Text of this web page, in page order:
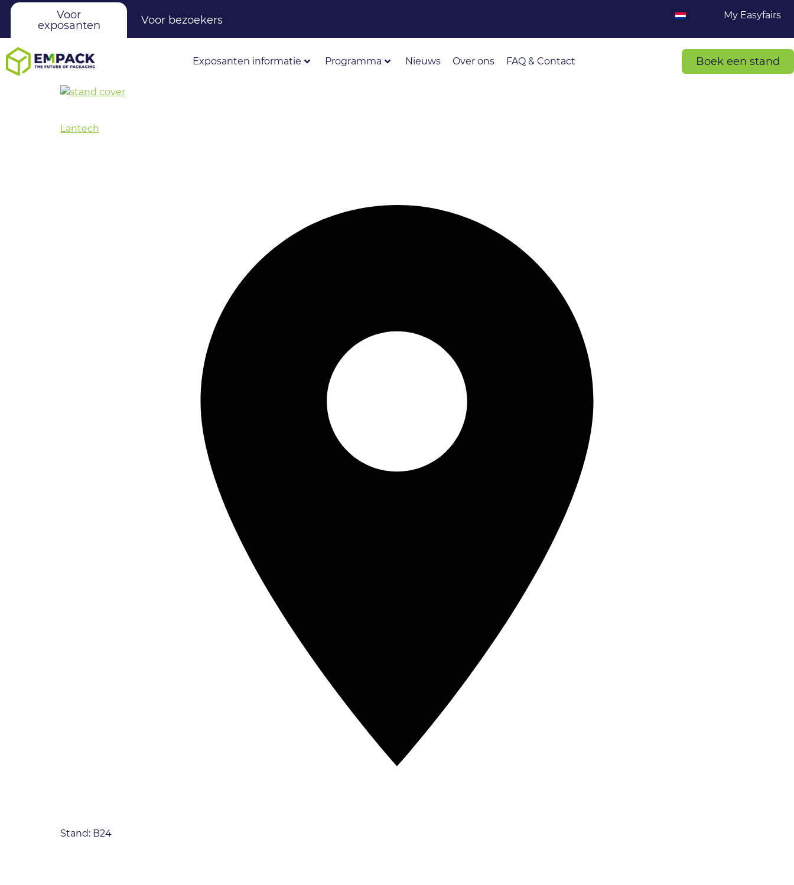
Voor
exposanten
Voor bezoekers My Easyfairs
Exposanten informatie Programma Nieuws Over ons FAQ & Contact Boek een stand
Lantech
Stand: B24